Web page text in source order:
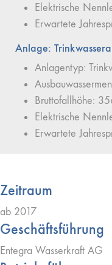
Elektrische
Erwartete
Anlage:
Anlagentyp:
Bruttofallhöhe:
Elektrische
Erwartete
Zeitraum
ab 2017
Geschäftsführung
Entegra Wasserkraft AG